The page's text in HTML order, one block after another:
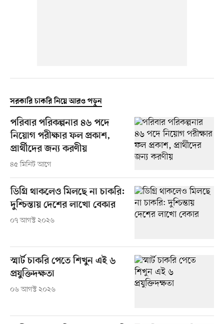
সরকারি চাকরি নিয়ে আরও পড়ুন
পরিবার পরিকল্পনার ৪৬ পদে
নিয়োগ পরীক্ষার ফল প্রকাশ,
প্রার্থীদের জন্য করণীয়
৪৫ মিনিট আগে
ডিগ্রি থাকলেও মিলছে না চাকরি:
দুশ্চিন্তায় দেশের লাখো বেকার
০৭ আগস্ট ২০২৬
স্মার্ট চাকরি পেতে শিখুন এই ৬
প্রযুক্তিদক্ষতা
০৬ আগস্ট ২০২৬